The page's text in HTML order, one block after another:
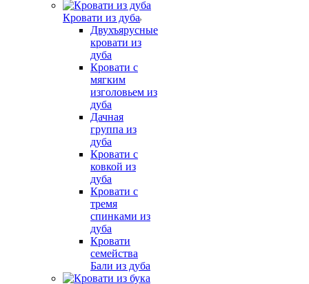
Кровати из дуба
Двухъярусные
кровати из
дуба
Кровати с
мягким
изголовьем из
дуба
Дачная
группа из
дуба
Кровати с
ковкой из
дуба
Кровати с
тремя
спинками из
дуба
Кровати
семейства
Бали из дуба